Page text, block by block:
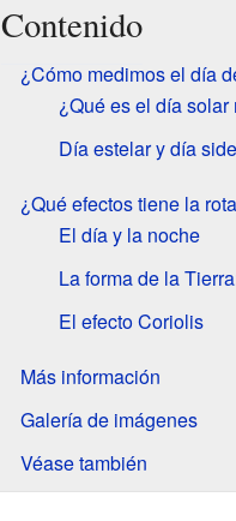
Contenido
¿Cómo medimos el día
¿Qué es el día solar
Día estelar y día
¿Qué efectos tiene la
El día y la noche
La forma de la
El efecto Coriolis
Más información
Galería de imágenes
Véase también